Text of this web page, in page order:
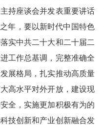
持座谈会并发表重要讲话
年，要以新时代中国特色
实中共二十大和二十届二
工作总基调，完整准确全
展格局，扎实推动高质量
高水平对外开放，建设现
全，实施更加积极有为的
技创新和产业创新融合发